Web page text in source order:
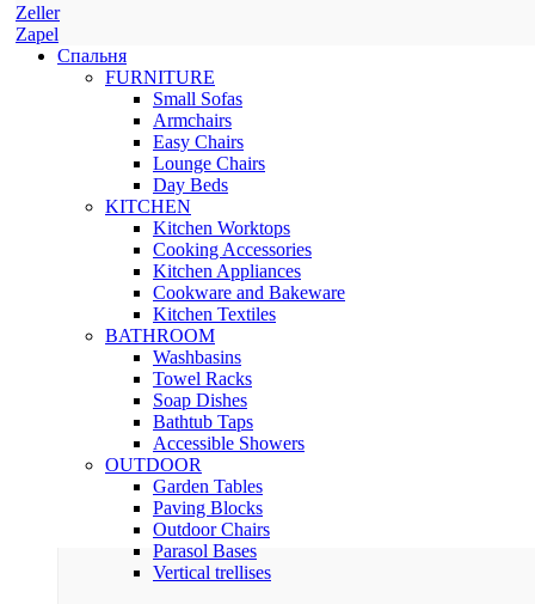
Zeller
Zapel
Спальня
FURNITURE
Small Sofas
Armchairs
Easy Chairs
Lounge Chairs
Day Beds
KITCHEN
Kitchen Worktops
Cooking Accessories
Kitchen Appliances
Cookware and Bakeware
Kitchen Textiles
BATHROOM
Washbasins
Towel Racks
Soap Dishes
Bathtub Taps
Accessible Showers
OUTDOOR
Garden Tables
Paving Blocks
Outdoor Chairs
Parasol Bases
Vertical trellises